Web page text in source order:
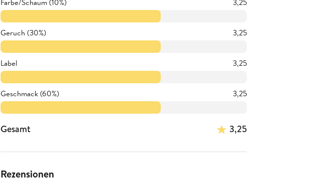
Farbe/Schaum (10%)
3,25
Geruch (30%) 3,25
Label 3,25
Geschmack (60%) 3,25
Gesamt 3,25
Rezensionen